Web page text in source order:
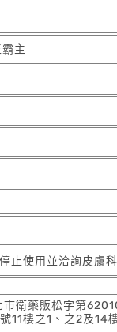
主
止使用並洽詢皮膚科
藥販松字第
11樓之1、之2及